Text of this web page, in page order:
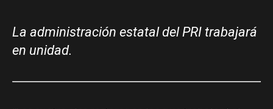
La administración estatal del PRI trabajará
en unidad.